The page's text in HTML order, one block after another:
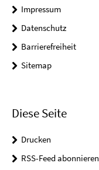
Impressum
Datenschutz
Barrierefreiheit
Sitemap
Diese Seite
Drucken
RSS-Feed abonnieren